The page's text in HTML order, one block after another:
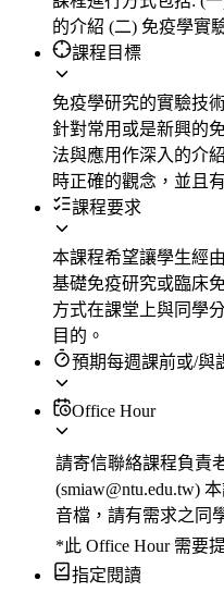
的介紹 (二) 免疫學實
課程目標
免疫學研究的實驗技
針對常用或是新興的
法與應用作深入的介
時正確的觀念，並且
課程要求
本課程希望讓學生經
基礎免疫研究或臨床
方式在課堂上與同學
目的。
預期每週課前或/與
Office Hour
請寄信聯絡課程負責
(smiaw@ntu.edu.tw)
音檔，請有需求之同
*此 Office Hour 需要
指定閱讀